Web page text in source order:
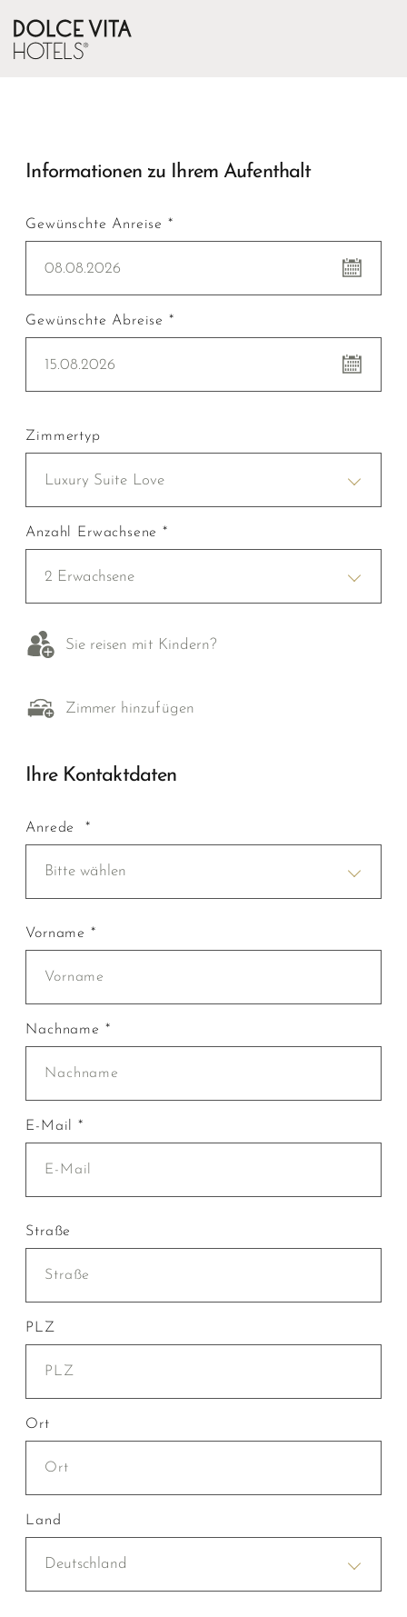
Informationen zu Ihrem Aufenthalt
Gewünschte Anreise *
08.08.2026
Gewünschte Abreise *
15.08.2026
Zimmertyp
Luxury Suite Love
Anzahl Erwachsene *
2 Erwachsene
Sie reisen mit Kindern?
Zimmer hinzufügen
Ihre Kontaktdaten
Anrede *
Bitte wählen
Vorname *
Nachname *
E-Mail *
Straße
PLZ
Ort
Land
Deutschland